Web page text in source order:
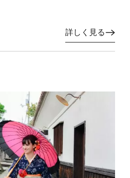
詳しく見る